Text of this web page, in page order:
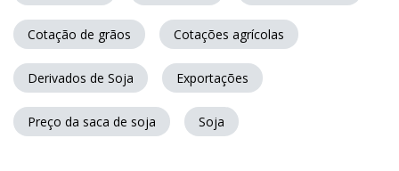
Cotação de grãos Cotações agrícolas
Derivados de Soja Exportações
Preço da saca de soja Soja